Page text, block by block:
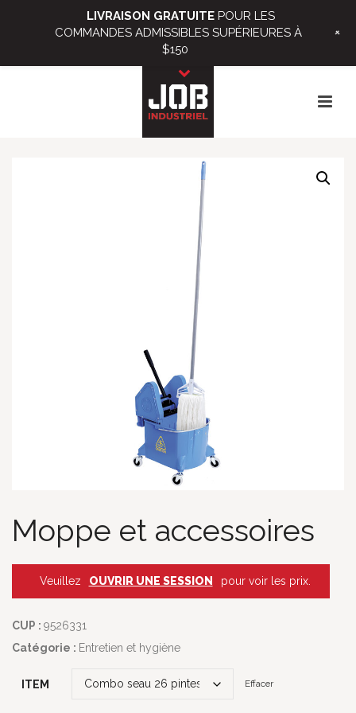
Moppe et accessoires
Veuillez OUVRIR UNE SESSION pour voir les prix.
CUP : 9526331
Catégorie : Entretien et hygiène
ITEM Effacer
LIVRAISON GRATUITE POUR LES
COMMANDES ADMISSIBLES SUPÉRIEURES À
$150
+